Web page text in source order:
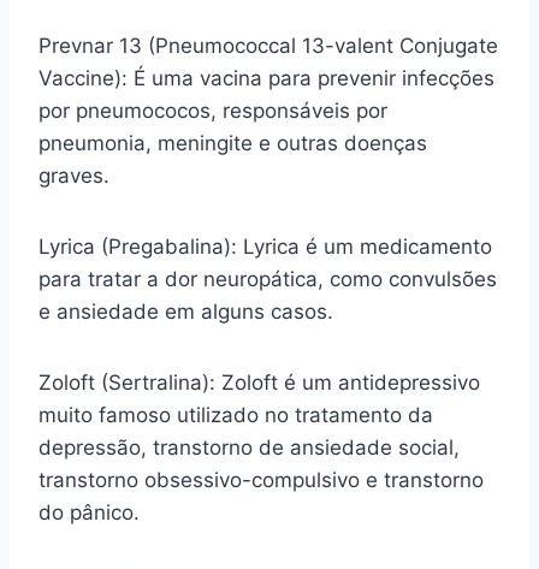
Prevnar 13 (Pneumococcal 13-valent Conjugate
Vaccine): É uma vacina para prevenir infecções
por pneumococos, responsáveis por
pneumonia, meningite e outras doenças
graves.
Lyrica (Pregabalina): Lyrica é um medicamento
para tratar a dor neuropática, como convulsões
e ansiedade em alguns casos.
Zoloft (Sertralina): Zoloft é um antidepressivo
muito famoso utilizado no tratamento da
depressão, transtorno de ansiedade social,
transtorno obsessivo-compulsivo e transtorno
do pânico.